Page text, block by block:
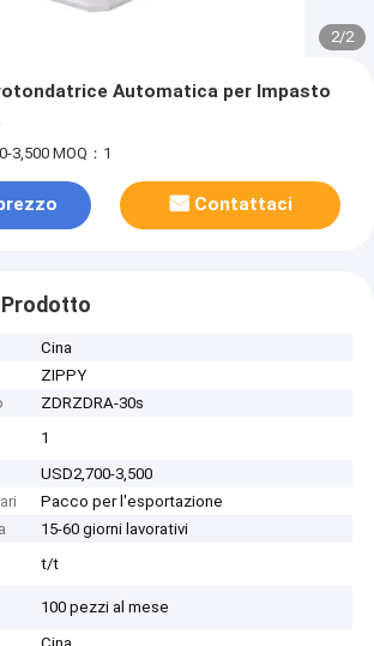
2/2
Automatica per Impasto
3,500 MOQ：1
Contattaci
Prodotto
Cina
ZIPPY
ZDRZDRA-30s
1
USD2,700-3,500
Pacco per l'esportazione
15-60 giorni lavorativi
t/t
100 pezzi al mese